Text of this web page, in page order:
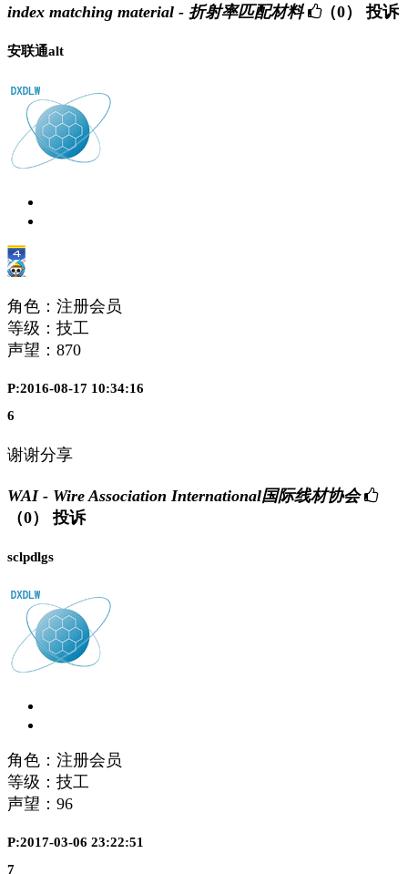
index matching material - 折射率匹配材料 （0） 投诉
安联通alt
角色：注册会员
等级：技工
声望： 870
P:2016-08-17 10:34:16
6
谢谢分享
WAI - Wire Association International国际线材协会
（0）
投诉
sclpdlgs
角色：注册会员
等级：技工
声望： 96
P:2017-03-06 23:22:51
7